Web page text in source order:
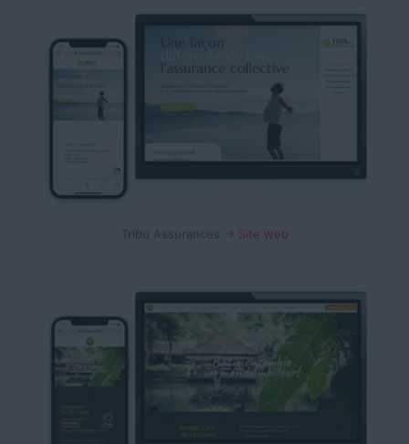
Tribu Assurances → Site web